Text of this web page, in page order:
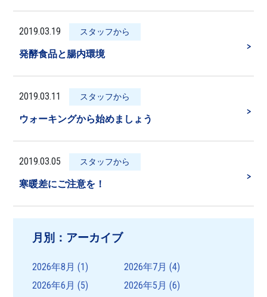
2019.03.19 スタッフから
発酵食品と腸内環境
＞
2019.03.11 スタッフから
ウォーキングから始めましょう
＞
2019.03.05 スタッフから
寒暖差にご注意を！
＞
月別：アーカイブ
2026年8月 (1) 2026年7月 (4)
2026年6月 (5) 2026年5月 (6)